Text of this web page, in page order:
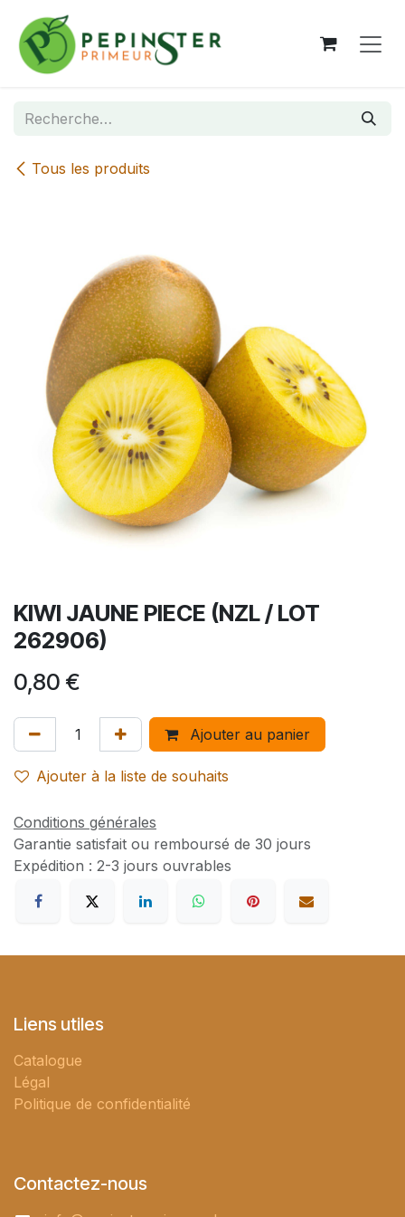
Se rendre au contenu
Tous les produits
KIWI JAUNE PIECE (NZL / LOT
262906)
0,80 €
Ajouter au panier
Ajouter à la liste de souhaits
Conditions générales
Garantie satisfait ou remboursé de 30 jours
Expédition : 2-3 jours ouvrables
Liens utiles
Catalogue
Légal
Politique de confidentialité
Contactez-nous